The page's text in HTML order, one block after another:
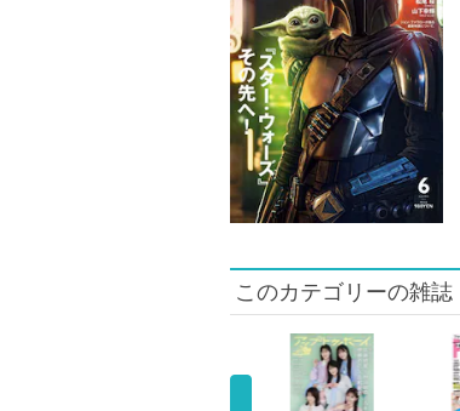
このカテゴリーの雑誌